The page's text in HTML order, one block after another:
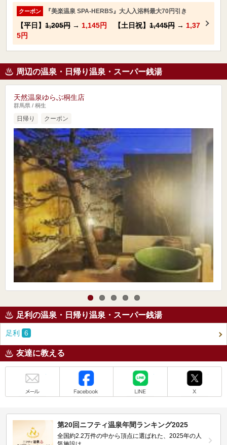
クーポン 『美楽温泉 SPA-HERBS』大人入浴料最大70円引き
【平日】 1,205円 → 1,145円 【土日祝】 1,445円 → 1,37
5円
周辺の温泉・日帰り温泉・スーパー銭湯
天然温泉ゆらぶ桐生店
群馬県 / 桐生
日帰り クーポン
足利の温泉・日帰り温泉・スーパー銭湯
足利 6
友達に教える
第20回ニフティ温泉年間ランキング2025
全国約2.2万件の中から頂点に選ばれた、2025年の人